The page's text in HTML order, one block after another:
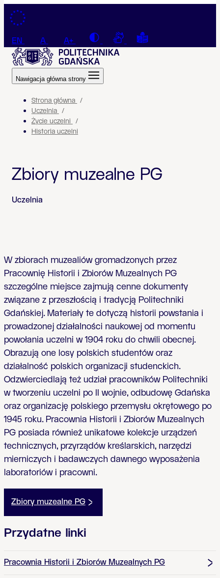
Przejdź do treści
EN A A+ Contrast Connection with a sign
Tekst łatwy do
Nawigacja główna strony
Strona główna
Uczelnia
Życie uczelni
Historia uczelni
Zbiory muzealne PG
Uczelnia
W zbiorach muzealiów gromadzonych przez
Pracownię Historii i Zbiorów Muzealnych PG
szczególne miejsce zajmują cenne dokumenty
związane z przeszłością i tradycją Politechniki
Gdańskiej. Materiały te dotyczą historii powstania i
prowadzonej działalności naukowej od momentu
powołania uczelni w 1904 roku do chwili obecnej.
Obrazują one losy polskich studentów oraz
działalność polskich organizacji studenckich.
Odzwierciedlają też udział pracowników Politechniki
w tworzeniu uczelni po II wojnie, odbudowę Gdańska
oraz organizację polskiego przemysłu okrętowego po
1945 roku. Pracownia Historii i Zbiorów Muzealnych
PG posiada również unikatowe kolekcje urządzeń
technicznych, przyrządów kreślarskich, narzędzi
mierniczych i badawczych dawnego wyposażenia
laboratoriów i pracowni.
Zbiory muzealne PG
Przydatne linki
Pracownia Historii i Zbiorów Muzealnych PG